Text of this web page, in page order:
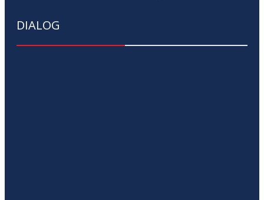
DIALOG